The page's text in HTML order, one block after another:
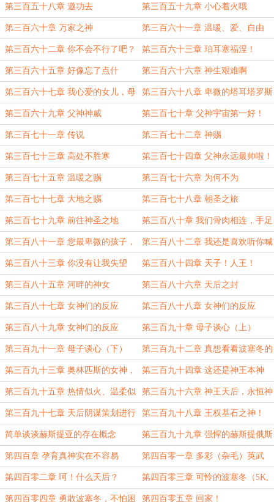
证吧！ （月初加更求月票~）
第三百五十八章 邀功去 第三百五十九章 小心着火哦
第三百六十章 万家之神 第三百六十一章 温暖、爱、自由
第三百六十二章 你不会不行了吧？
（5.7K）
第三百六十三章 珀耳塞福涅！
（4.4K）
第三百六十五章 好像忘了点什
么……
第三百六十六章 神生艰难啊
第三百六十七章 我心爱的女儿，母
神最爱你啦
第三百六十八章 卑微的塔耳塔罗斯
第三百六十九章 父神神威 第三百七十章 父神宇宙第一好！
第三百七十一章 传说 第三百七十二章 神赐
第三百七十三章 高处不胜寒 第三百七十四章 父神永远最帅啦！
第三百七十五章 温暖之赐 第三百七十六章 为何不为
第三百七十七章 大地之赐 第三百七十八章 朝圣之旅
第三百七十九章 前往神圣之地 第三百八十章 我们骨肉相连，手足
一体！
第三百八十一章 您最卑微的孩子，
向最伟大的您……敬拜！
第三百八十二章 我还是喜欢听你喊
我——父亲
第三百八十三章 你没有让我失望 第三百八十四章 天子！人王！
第三百八十五章 河畔的神女 第三百八十六章 天后之封
第三百八十七章 女神们的反应
（上）
第三百八十八章 女神们的反应
（中）
第三百八十九章 女神们的反应
（下）
第三百九十章 母子谈心（上）
第三百九十一章 母子谈心（下） 第三百九十二章 真想看看波塞冬的
表情啊
第三百九十三章 奥林匹斯的女神，
哪有省油的灯？
第三百九十四章 这还是神王本神
吗？
第三百九十五章 热情似火、温柔似
水
第三百九十六章 神王天后，永恒神
圣誓约！
第三百九十七章 天后阴谋策划进行
中！（5K）
第三百九十八章 王权基石之神！
（6K）
简单谈谈赫斯提亚的存在概念 第三百九十九章 强悍的赫斯提俄斯
第四百章 孕育真神实在不容易 第四百零一章 多彩（杂毛）英武
（鹦鹉）神王
第四百零二章 呵！什么天后？ 第四百零三章 可怜的波塞冬（5K,
月底求月票~~~）
第四百零四章 勇敢波塞冬，不怕困 第四百零五章 回家！